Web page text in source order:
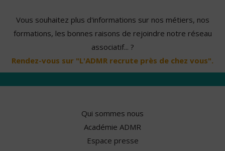
Vous souhaitez plus d'informations sur nos métiers, nos
formations, les bonnes raisons de rejoindre notre réseau
associatif... ?
Rendez-vous sur "L'ADMR recrute près de chez vous".
Qui sommes nous
Académie ADMR
Espace presse